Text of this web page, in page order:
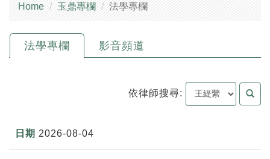
Home 玉鼎專欄 法學專欄
法學專欄 影音頻道
依律師搜尋:
2026-08-04